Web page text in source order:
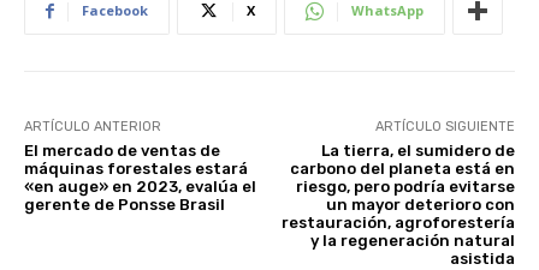
Facebook X WhatsApp
ARTÍCULO ANTERIOR
El mercado de ventas de
máquinas forestales estará
«en auge» en 2023, evalúa el
gerente de Ponsse Brasil
ARTÍCULO SIGUIENTE
La tierra, el sumidero de
carbono del planeta está en
riesgo, pero podría evitarse
un mayor deterioro con
restauración, agroforestería
y la regeneración natural
asistida